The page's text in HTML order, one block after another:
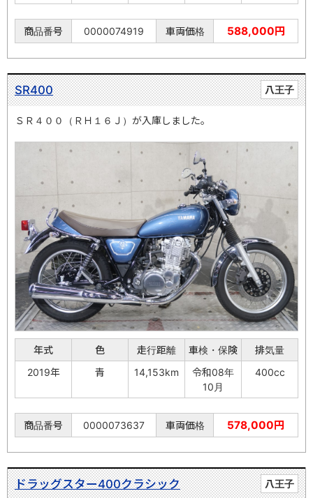
商品番号 0000074919 車両価格 588,000円
八王子
SR400
ＳＲ４００（ＲＨ１６Ｊ）が入庫しました。
年式 色 走行距離 車検・保険
排気量
2019年
青 14,153km
令和08年
10月
400cc
商品番号 0000073637 車両価格 578,000円
八王子
ドラッグスター400クラシック